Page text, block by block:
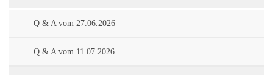
Q & A vom 27.06.2026
Q & A vom 11.07.2026